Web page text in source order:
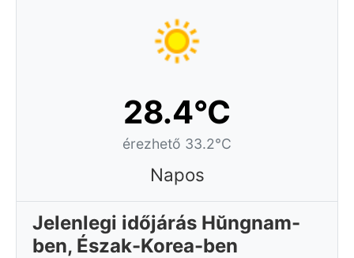
28.4°C
érezhető 33.2°C
Napos
Jelenlegi időjárás Hŭngnam-
ben, Észak-Korea-ben